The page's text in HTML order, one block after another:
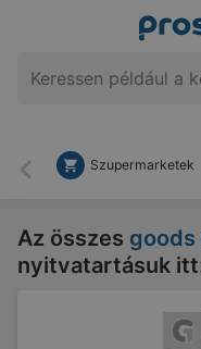
Vissza
Szupermarketek
Az összes goods
nyitvatartásuk